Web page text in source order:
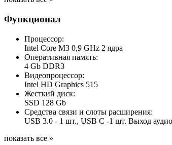
Функционал
Процессор:
Intel Core M3 0,9 GHz 2 ядра
Оперативная память:
4 Gb DDR3
Видеопроцессор:
Intel HD Graphics 515
Жесткий диск:
SSD 128 Gb
Средства связи и слоты расширения:
USB 3.0 - 1 шт., USB C -1 шт. Выход
показать все »